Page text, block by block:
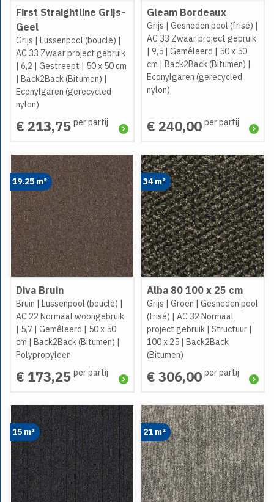
First Straightline Grijs-
Geel
Grijs | Lussenpool (bouclé) |
AC 33 Zwaar project gebruik
| 6,2 | Gestreept | 50 x 50 cm
| Back2Back (Bitumen) |
Econylgaren (gerecycled
nylon)
€ 213,75 per partij
Gleam Bordeaux
Grijs | Gesneden pool (frisé) |
AC 33 Zwaar project gebruik
| 9,5| Gemêleerd | 50 x 50
cm | Back2Back (Bitumen) |
Econylgaren (gerecycled
nylon)
€ 240,00 per partij
19.25 m²
Diva Bruin
Bruin | Lussenpool (bouclé) |
AC 22 Normaal woongebruik
| 5,7 | Gemêleerd | 50 x 50
cm | Back2Back (Bitumen) |
Polypropyleen
€ 173,25 per partij
34 m²
Alba 80 100 x 25 cm
Grijs | Groen | Gesneden pool
(frisé) | AC 32 Normaal
project gebruik| Structuur|
100 x 25| Back2Back
(Bitumen)
€ 306,00 per partij
15 m² 21 m²